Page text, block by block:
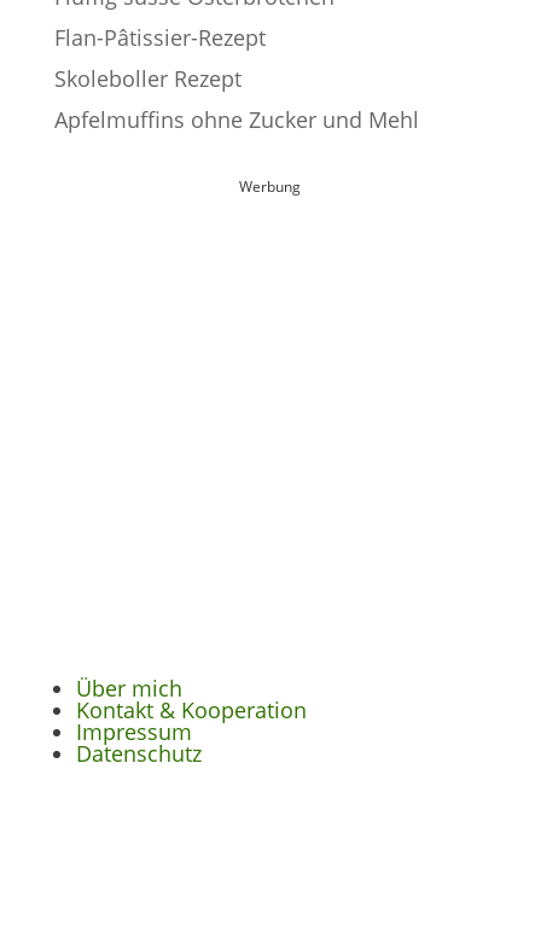
Flan-Pâtissier-Rezept
Skoleboller Rezept
Apfelmuffins ohne Zucker und Mehl
Werbung
Über mich
Kontakt & Kooperation
Impressum
Datenschutz